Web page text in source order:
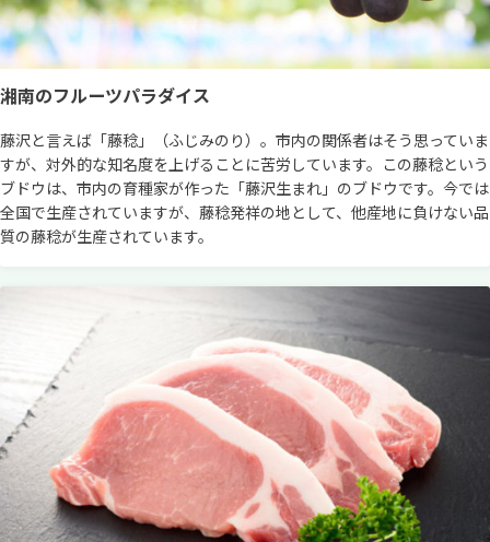
湘南のフルーツパラダイス
藤沢と言えば「藤稔」（ふじみのり）。市内の関係者はそう思っていま
すが、対外的な知名度を上げることに苦労しています。この藤稔という
ブドウは、市内の育種家が作った「藤沢生まれ」のブドウです。今では
全国で生産されていますが、藤稔発祥の地として、他産地に負けない品
質の藤稔が生産されています。